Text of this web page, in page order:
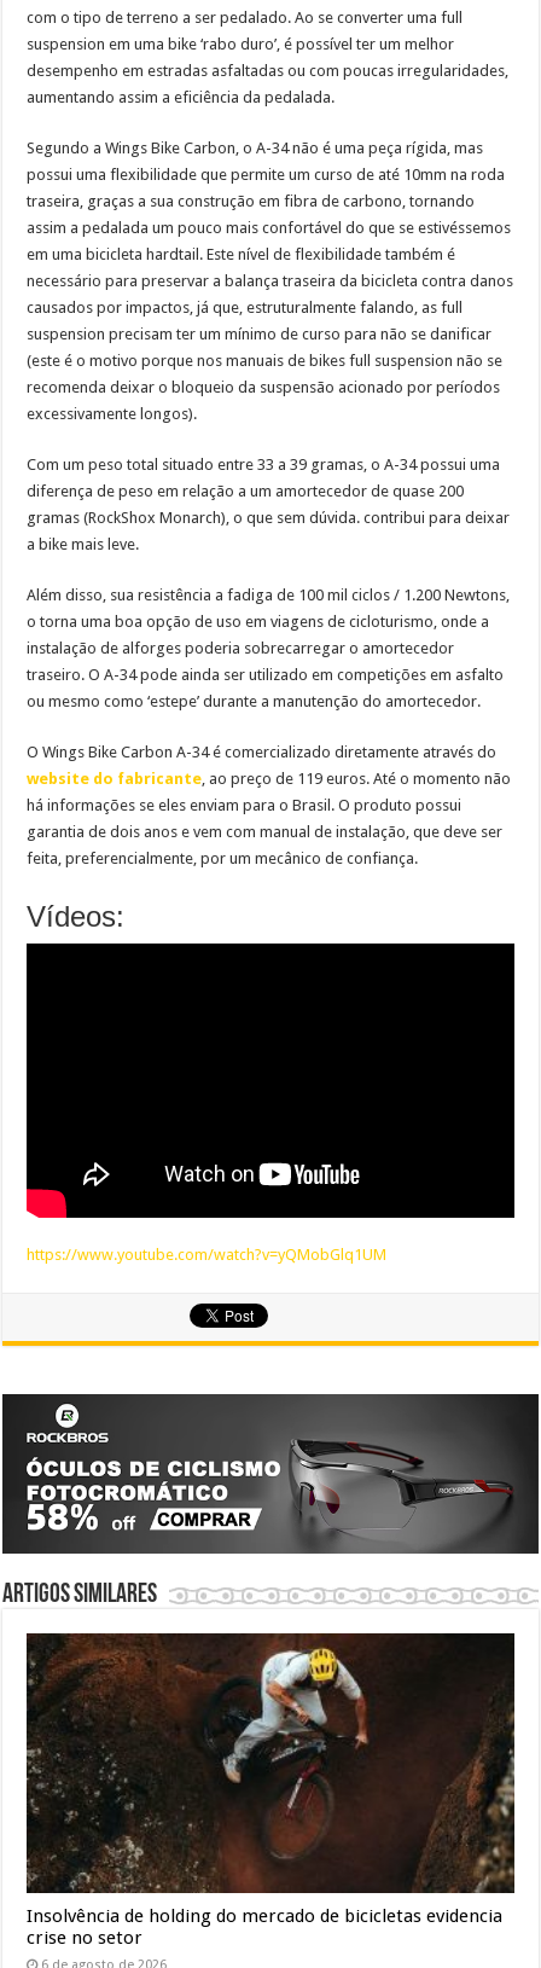
com o tipo de terreno a ser pedalado. Ao se converter uma full
suspension em uma bike ‘rabo duro’, é possível ter um melhor
desempenho em estradas asfaltadas ou com poucas irregularidades,
aumentando assim a eficiência da pedalada.
Segundo a Wings Bike Carbon, o A-34 não é uma peça rígida, mas
possui uma flexibilidade que permite um curso de até 10mm na roda
traseira, graças a sua construção em fibra de carbono, tornando
assim a pedalada um pouco mais confortável do que se estivéssemos
em uma bicicleta hardtail. Este nível de flexibilidade também é
necessário para preservar a balança traseira da bicicleta contra danos
causados por impactos, já que, estruturalmente falando, as full
suspension precisam ter um mínimo de curso para não se danificar
(este é o motivo porque nos manuais de bikes full suspension não se
recomenda deixar o bloqueio da suspensão acionado por períodos
excessivamente longos).
Com um peso total situado entre 33 a 39 gramas, o A-34 possui uma
diferença de peso em relação a um amortecedor de quase 200
gramas (RockShox Monarch), o que sem dúvida. contribui para deixar
a bike mais leve.
Além disso, sua resistência a fadiga de 100 mil ciclos / 1.200 Newtons,
o torna uma boa opção de uso em viagens de cicloturismo, onde a
instalação de alforges poderia sobrecarregar o amortecedor
traseiro. O A-34 pode ainda ser utilizado em competições em asfalto
ou mesmo como ‘estepe’ durante a manutenção do amortecedor.
O Wings Bike Carbon A-34 é comercializado diretamente através do
website do fabricante, ao preço de 119 euros. Até o momento não
há informações se eles enviam para o Brasil. O produto possui
garantia de dois anos e vem com manual de instalação, que deve ser
feita, preferencialmente, por um mecânico de confiança.
Vídeos:
https://www.youtube.com/watch?v=yQMobGlq1UM
Artigos similares
Insolvência de holding do mercado de bicicletas evidencia
crise no setor